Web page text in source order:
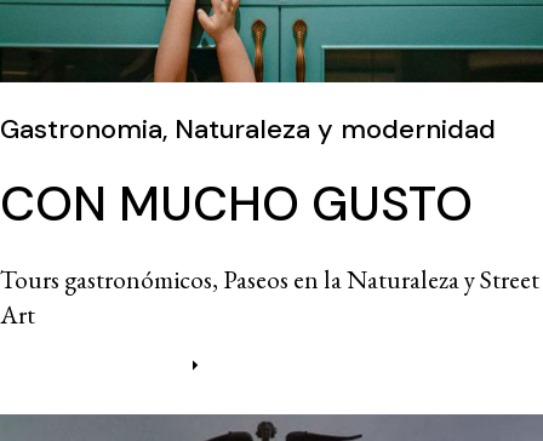
Gastronomia, Naturaleza y modernidad
CON MUCHO GUSTO
Tours gastronómicos, Paseos en la Naturaleza y Street
Art